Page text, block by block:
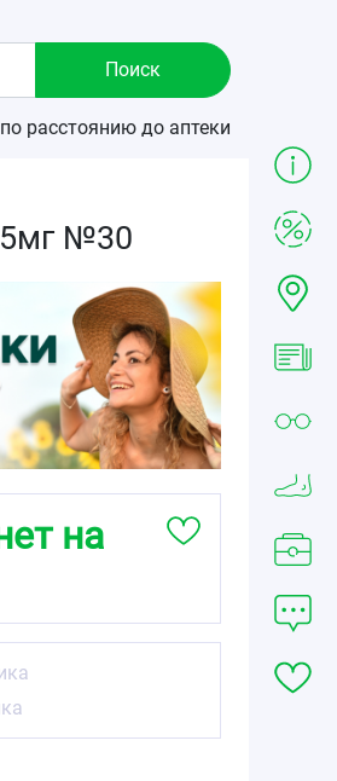
расстоянию до аптеки
№30
от
на